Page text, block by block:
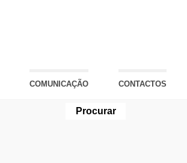
COMUNICAÇÃO CONTACTOS